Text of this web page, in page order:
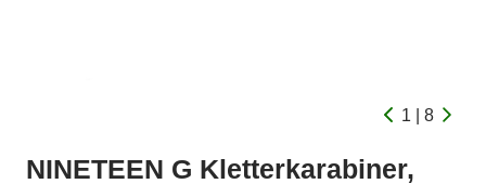
1 | 8
NINETEEN G Kletterkarabiner,